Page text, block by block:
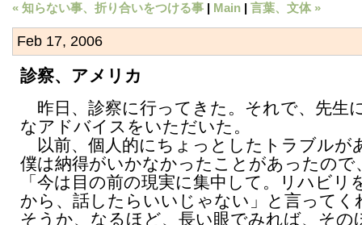
« 知らない事、折り合いをつける事 | Main | 言葉、文体 »
Feb 17, 2006
診察、アメリカ
昨日、診察に行ってきた。それで、先生
なアドバイスをいただいた。
以前、個人的にちょっとしたトラブルが
僕は納得がいかなかったことがあったので
「今は目の前の現実に集中して。リハビリ
から、話したらいいじゃない」と言ってく
そうか、なるほど、長い眼でみれば、その